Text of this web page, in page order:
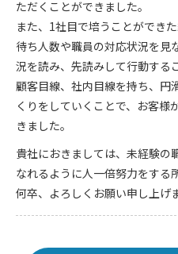
ただくことができました。
また、1社目で培うことができ
待ち人数や職員の対応状況を見
況を読み、先読みして行動する
顧客目線、社内目線を持ち、円
くりをしていくことで、お客様
きました。
貴社におきましては、未経験の
なれるように人一倍努力をする
何卒、よろしくお願い申し上げま